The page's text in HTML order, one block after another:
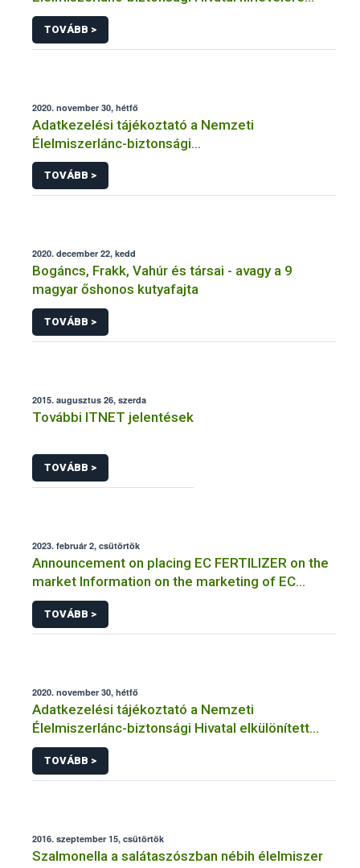
történő regisztrációhoz kapcsolódó
adatkezelések vonatkozásában
TOVÁBB >
2020. november 30, hétfő
Adatkezelési tájékoztató a Nemzeti
Élelmiszerlánc-biztonsági
Hivatal tevékenységéhez kötődő érintetti jogok
gyakorlásával összefüggő adatkezeléseihez
TOVÁBB >
2020. december 22, kedd
Bogáncs, Frakk, Vahúr és társai - avagy a 9
magyar őshonos kutyafajta
TOVÁBB >
2015. augusztus 26, szerda
További ITNET jelentések
TOVÁBB >
2023. február 2, csütörtök
Announcement on placing EC FERTILIZER on the
market Information on the marketing of EC
FERTILIZER and the application for a certificate
TOVÁBB >
2020. november 30, hétfő
Adatkezelési tájékoztató a Nemzeti
Élelmiszerlánc-biztonsági Hivatal elkülönített
visszaélés-bejelentési rendszerhez kapcsolódó
adatkezeléséhez
TOVÁBB >
2016. szeptember 15, csütörtök
Szalmonella a salátaszószban nébih élelmiszer